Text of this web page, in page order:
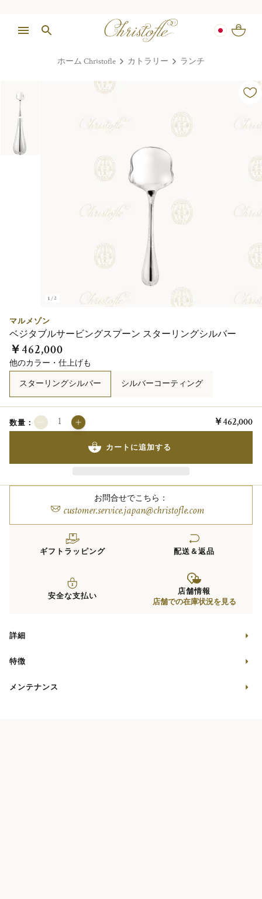
ホーム Christofle カトラリー ランチ
1/2
マルメゾン
ベジタブルサービングスプーン スターリングシルバー
￥462,000
他のカラー・仕上げも
スターリングシルバー
シルバーコーティング
数量： ￥462,000
カートに追加する
お問合せでこちら：
customer.service.japan@christofle.com
ギフトラッピング 配送＆返品
安全な支払い 店舗情報
店舗での在庫状況を見る
詳細
特徴
メンテナンス